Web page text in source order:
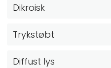
Dikroisk
Trykstøbt
Diffust lys